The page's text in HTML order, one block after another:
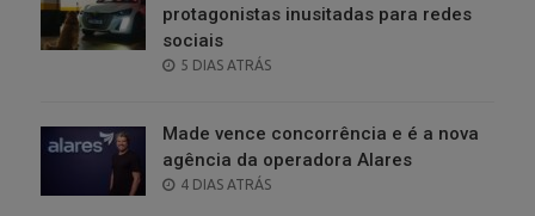
protagonistas inusitadas para redes
sociais
POSTED
5 DIAS ATRÁS
Made vence concorrência e é a nova
agência da operadora Alares
POSTED
4 DIAS ATRÁS